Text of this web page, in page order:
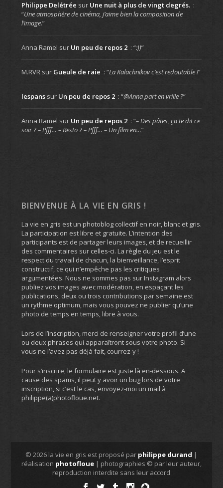
Philippe Delétrée sur Une nuit à plus de vingt degrés. :
“Une atmosphère de cinéma, j’aime bien la composition de
l’image.”
Anna Ramel sur Un peu de repos 2 : “:))”
M.RVRsur Gueule de raie : “La Kalachnikov c’est redoutable !”
lespanssur Un peu de repos 2 : “@Anna part en vrille ?”
Anna Ramel sur Un peu de repos 2 : “– Des pâtes, ça te dit ce
soir ? – Pfff… – Resto ? – Pfff… – Un film en…”
BIENVENUE À LA VIE EN GRIS !
La vie en gris est un photoblog collectif en noir, blanc et gris.
La participation est libre et gratuite. L’intention des
participants est de partager leurs images, et de recueillir
des commentaires sur celles-ci. La règle du jeu est le
respect du travail de chacun, la bienveillance, l’esprit
constructif, ce qui n’empêche pas les critiques
argumentées. Nous ne sommes pas sur Instagram alors
publiez vos images avec modération, en espaçant les
publications, deux ou trois contributions par semaine est
un rythme optimum, mais vous pouvez ne publier qu’une
photo de temps en temps, libre à vous.
Lors de l’inscription, merci de renseigner votre profil d’une
ou deux phrases qui apparaîtront sous votre photo. Si
vous ne l’avez pas déjà fait, courrez-y !
Pour s’inscrire, le formulaire est juste là en-dessous. A
cause des spams, il peut y avoir un bug lors de votre
inscription, si c’est le cas, envoyez-moi un mail à
philippe(a)photofloue.net.
© 2026 la vie en gris est proposé par philippe durand |
réalisation photofloue| photographies © par leur auteur,
reproduction interdite sans leur accord